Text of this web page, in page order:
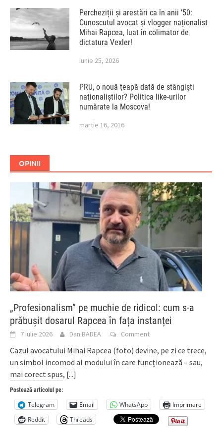
Percheziții și arestări ca în anii ’50:
Cunoscutul avocat și vlogger naționalist
Mihai Rapcea, luat în colimator de
dictatura Vexler!
iunie 25, 2026
PRU, o nouă ţeapă dată de stângişti
naţionaliştilor? Politica like-urilor
numărate la Moscova!
martie 16, 2016
OPINII
„Profesionalism” pe muchie de ridicol: cum s-a
prăbușit dosarul Rapcea în fața instanței
7 iulie 2026 Dan BADEA Comment
Cazul avocatului Mihai Rapcea (foto) devine, pe zi ce trece,
un simbol incomod al modului în care funcționează – sau,
mai corect spus, [...]
Postează articolul pe:
Telegram Email WhatsApp
Imprimare
Reddit
Threads